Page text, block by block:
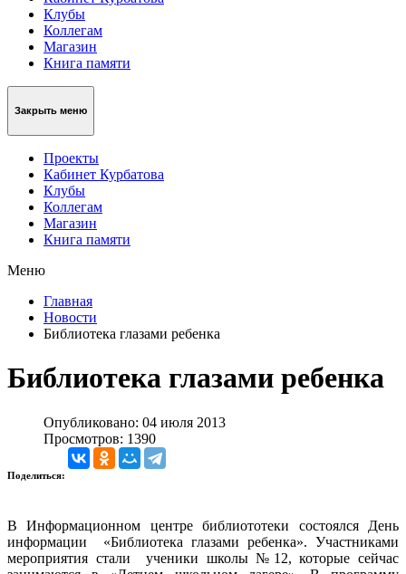
Клубы
Коллегам
Магазин
Книга памяти
Закрыть меню
Проекты
Кабинет Курбатова
Клубы
Коллегам
Магазин
Книга памяти
Меню
Главная
Новости
Библиотека глазами ребенка
Библиотека глазами ребенка
Опубликовано: 04 июля 2013
Просмотров: 1390
Поделиться:
В Информационном центре библиототеки состоялся День
информации «Библиотека глазами ребенка». Участниками
мероприятия стали ученики школы №12, которые сейчас